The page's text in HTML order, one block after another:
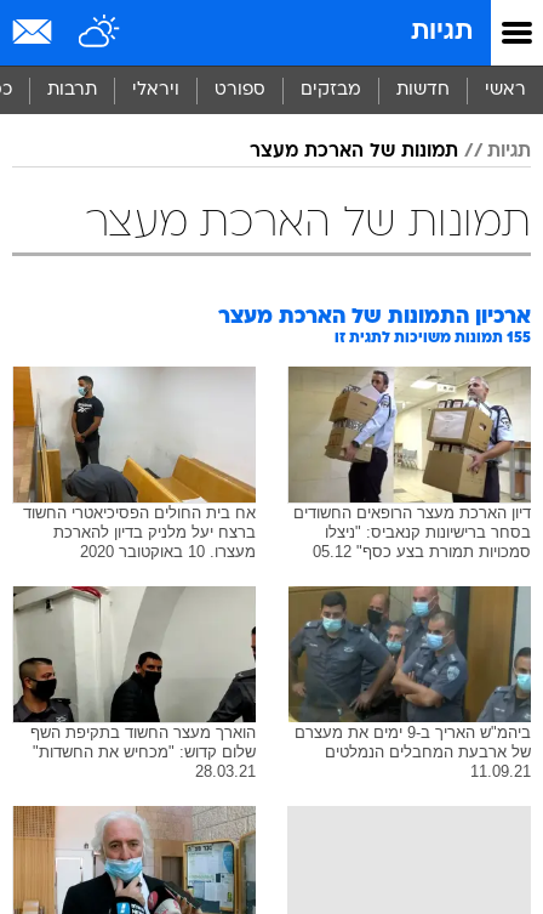
תגיות
ראשי חדשות מבזקים ספורט ויראלי תרבות
תגיות תמונות של הארכת מעצר
תמונות של הארכת מעצר
ארכיון התמונות של הארכת מעצר
155 תמונות משויכות לתגית זו
דיון הארכת מעצר הרופאים החשודים
בסחר ברישיונות קנאביס: "ניצלו
סמכויות תמורת בצע כסף" 05.12
אח בית החולים הפסיכיאטרי החשוד
ברצח יעל מלניק בדיון להארכת
מעצרו. 10 באוקטובר 2020
ביהמ"ש האריך ב-9 ימים את מעצרם
של ארבעת המחבלים הנמלטים
11.09.21
הוארך מעצר החשוד בתקיפת השף
שלום קדוש: "מכחיש את החשדות"
28.03.21